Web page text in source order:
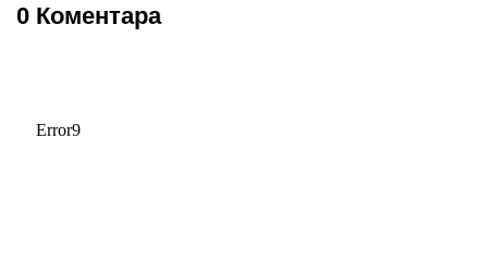
0 Коментара